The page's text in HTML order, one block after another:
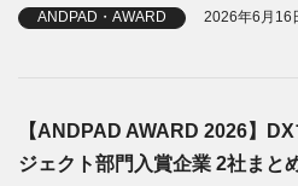
ANDPAD・AWARD 2026年6月16
【ANDPAD AWARD 2026】DX
ジェクト部門入賞企業 2社まと